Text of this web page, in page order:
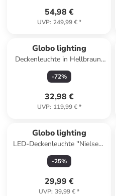
54,98 €
UVP: 249,99 €*
Globo lighting
Deckenleuchte in Hellbraun/
Schwarz - (B)90 x (H)26 cm
-72%
32,98 €
UVP: 119,99 €*
Globo lighting
LED-Deckenleuchte ''Nielsen''
- EEK F (EEK A bis G) - (H)3,5
x Ø 30 cm
-25%
29,99 €
UVP: 39,99 €*